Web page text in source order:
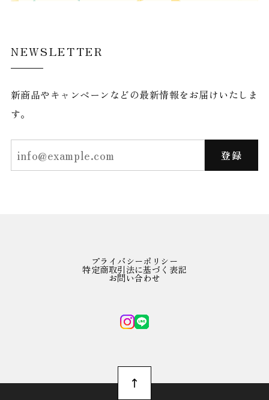
NEWSLETTER
新商品やキャンペーンなどの最新情報をお届けいたしま
す。
登録
プライバシーポリシー
特定商取引法に基づく表記
お問い合わせ